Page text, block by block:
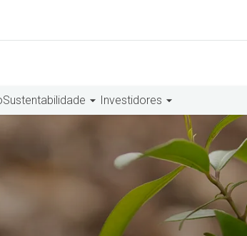
Sustentabilidade Investidores